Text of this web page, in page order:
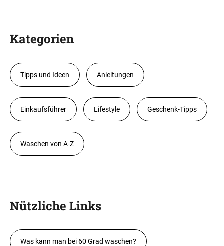
Kategorien
Tipps und Ideen Anleitungen
Einkaufsführer Lifestyle Geschenk-Tipps
Waschen von A-Z
Nützliche Links
Was kann man bei 60 Grad waschen?